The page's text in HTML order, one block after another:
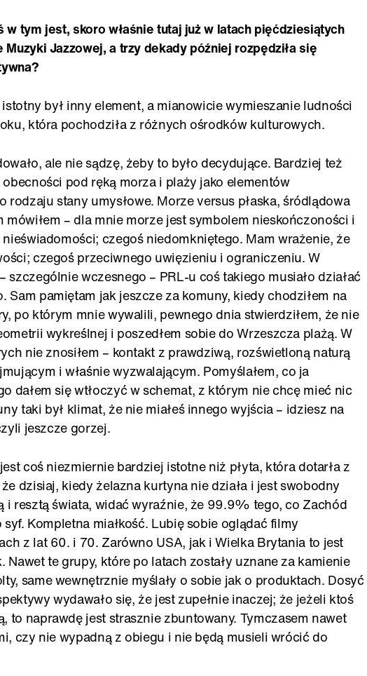
tym jest, skoro właśnie tutaj już w latach pięćdziesiątych
Muzyki Jazzowej, a trzy dekady później rozpędziła się
był inny element, a mianowicie wymieszanie ludności
która pochodziła z różnych ośrodków kulturowych.
ale nie sądzę, żeby to było decydujące. Bardziej też
pod ręką morza i plaży jako elementów
rodzaju stany umysłowe. Morze versus płaska, śródlądowa
mówiłem – dla mnie morze jest symbolem nieskończoności i
czegoś niedomkniętego. Mam wrażenie, że
czegoś przeciwnego uwięzieniu i ograniczeniu. W
szczególnie wczesnego – PRL-u coś takiego musiało działać
Sam pamiętam jak jeszcze za komuny, kiedy chodziłem na
po którym mnie wywalili, pewnego dnia stwierdziłem, że nie
wykreślnej i poszedłem sobie do Wrzeszcza plażą. W
nie znosiłem – kontakt z prawdziwą, rozświetloną naturą
i właśnie wyzwalającym. Pomyślałem, co ja
dałem się wtłoczyć w schemat, z którym nie chcę mieć nic
taki był klimat, że nie miałeś innego wyjścia – idziesz na
jeszcze gorzej.
coś niezmiernie bardziej istotne niż płyta, która dotarła z
dzisiaj, kiedy żelazna kurtyna nie działa i jest swobodny
i resztą świata, widać wyraźnie, że 99.9% tego, co Zachód
Kompletna miałkość. Lubię sobie oglądać filmy
z lat 60. i 70. Zarówno USA, jak i Wielka Brytania to jest
Nawet te grupy, które po latach zostały uznane za kamienie
same wewnętrznie myślały o sobie jak o produktach. Dosyć
wydawało się, że jest zupełnie inaczej; że jeżeli ktoś
to naprawdę jest strasznie zbuntowany. Tymczasem nawet
czy nie wypadną z obiegu i nie będą musieli wrócić do